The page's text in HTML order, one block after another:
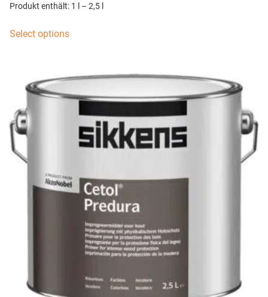
Produkt enthält: 1
– 2,5
Select options